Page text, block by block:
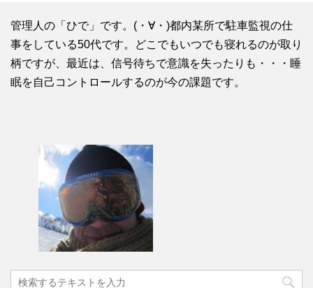
管理人の「ひで」です。(・∀・)都内某所で駐車監視の仕
事をしている50代です。どこでもいつでも寝れるのが取り
柄ですが、最近は、信号待ちで意識を失ったりも・・・睡
眠を自己コントロールするのが今の課題です。